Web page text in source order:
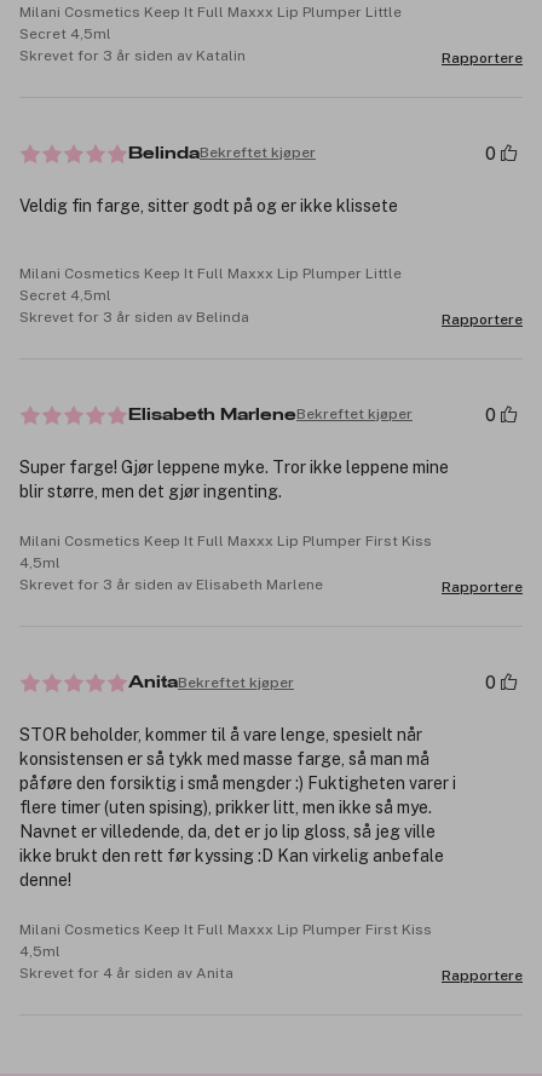
Milani Cosmetics Keep It Full Maxxx Lip Plumper Little
Secret 4,5ml
Skrevet for 3 år siden av Katalin
Rapportere
BelindaBekreftet kjøper 0
Veldig fin farge, sitter godt på og er ikke klissete
Milani Cosmetics Keep It Full Maxxx Lip Plumper Little
Secret 4,5ml
Skrevet for 3 år siden av Belinda
Rapportere
Elisabeth MarleneBekreftet kjøper 0
Super farge! Gjør leppene myke. Tror ikke leppene mine
blir større, men det gjør ingenting.
Milani Cosmetics Keep It Full Maxxx Lip Plumper First Kiss
4,5ml
Skrevet for 3 år siden av Elisabeth Marlene
Rapportere
AnitaBekreftet kjøper 0
STOR beholder, kommer til å vare lenge, spesielt når
konsistensen er så tykk med masse farge, så man må
påføre den forsiktig i små mengder :) Fuktigheten varer i
flere timer (uten spising), prikker litt, men ikke så mye.
Navnet er villedende, da, det er jo lip gloss, så jeg ville
ikke brukt den rett før kyssing :D Kan virkelig anbefale
denne!
Milani Cosmetics Keep It Full Maxxx Lip Plumper First Kiss
4,5ml
Skrevet for 4 år siden av Anita
Rapportere